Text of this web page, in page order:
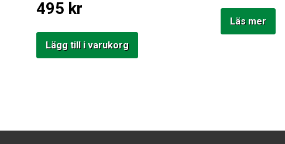
495 kr
Lägg till i varukorg
Läs mer
att försvinna
hemsidan.